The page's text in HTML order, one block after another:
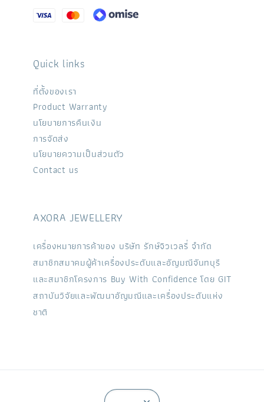
Quick links
ที่ตั้งของเรา
Product Warranty
นโยบายการคืนเงิน
การจัดส่ง
นโยบายความเป็นส่วนตัว
Contact us
AXORA JEWELLERY
เครื่องหมายการค้าของ บริษัท รักษ์จิวเวลรี่ จำกัด
สมาชิกสมาคมผู้ค้าเครื่องประดับและอัญมณีจันทบุรี
และสมาชิกโครงการ Buy With Confidence โดย GIT
สถาบันวิจัยและพัฒนาอัญมณีและเครื่องประดับแห่ง
ชาติ